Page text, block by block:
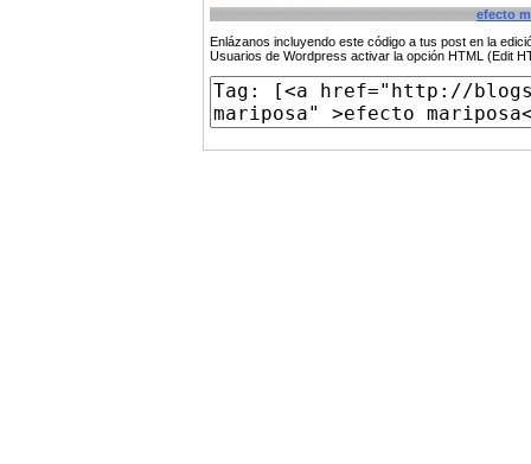
efecto
Enlázanos incluyendo este código a tus post en la
Usuarios de Wordpress activar la opción HTML (Edit